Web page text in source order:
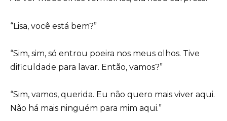
“Lisa, você está bem?”
“Sim, sim, só entrou poeira nos meus olhos. Tive
dificuldade para lavar. Então, vamos?”
“Sim, vamos, querida. Eu não quero mais viver aqui.
Não há mais ninguém para mim aqui.”